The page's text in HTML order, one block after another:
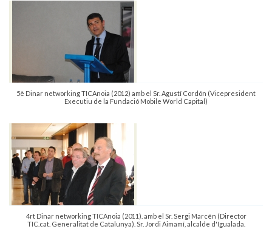
5è Dinar networking TICAnoia (2012) amb el Sr. Agustí Cordón (Vicepresident
Executiu de la Fundació Mobile World Capital)
4rt Dinar networking TICAnoia (2011). amb el Sr. Sergi Marcén (Director
TIC.cat. Generalitat de Catalunya). Sr. Jordi Aimamí, alcalde d'Igualada.